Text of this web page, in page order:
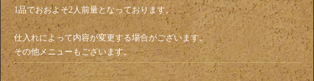
1品でおおよそ2人前量となっております。
仕入れによって内容が変更する場合がございます。
その他メニューもございます。